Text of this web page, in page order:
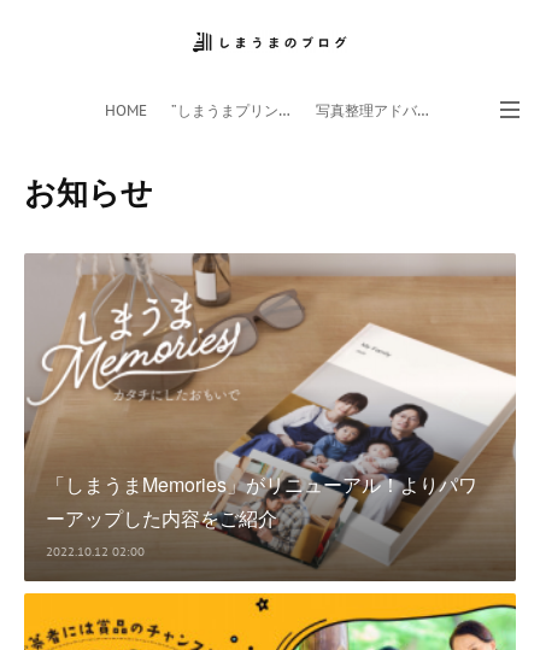
HOME ”しまうまプリント”サイト 写真整理アドバイザー
お知らせ
「しまうまMemories」がリニューアル！よりパワ
ーアップした内容をご紹介
2022.10.12 02:00